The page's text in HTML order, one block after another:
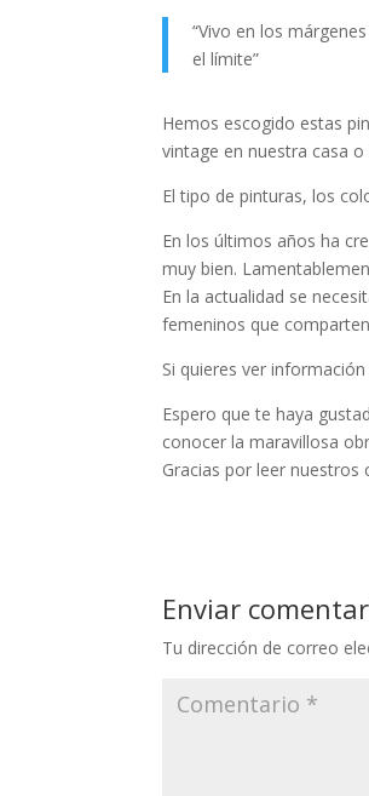
“Vivo en los
el límite”
Hemos escogido estas
vintage en nuestra casa
El tipo de pinturas, los
En los últimos años ha
muy bien.
En la actualidad se
femeninos que
Si quieres ver
Espero que te haya
conocer la maravillosa
Gracias por leer
Enviar
Tu dirección de correo